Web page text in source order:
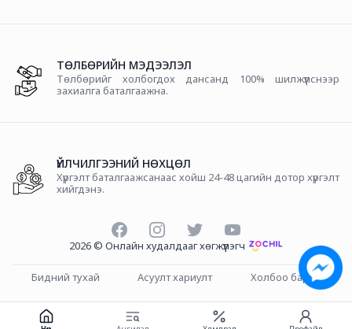
Төлбөрийг холбогдох дансанд 100% шилжүүлснээр
захиалга баталгаажна.
ТӨЛБӨРИЙН МЭДЭЭЛЭЛ
Хүргэлт баталгаажсанаас хойш 24-48 цагийн дотор хүргэлт
хийгдэнэ.
ҮЙЛЧИЛГЭЭНИЙ НӨХЦӨЛ
FacebookInstagramTwitterYouTube
2026© Онлайн худалдааг хөгжүүлэгч
Бидний тухай Асуулт хариулт Холбоо барих